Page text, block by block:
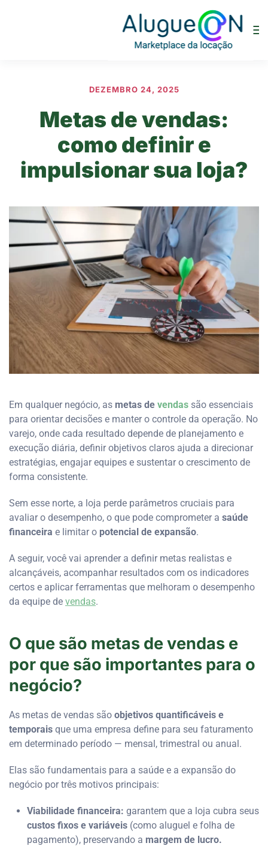
DEZEMBRO 24, 2025
Metas de vendas:
como definir e
impulsionar sua loja?
Em qualquer negócio, as metas de vendas são essenciais
para orientar decisões e manter o controle da operação. No
varejo, onde cada resultado depende de planejamento e
execução diária, definir objetivos claros ajuda a direcionar
estratégias, engajar equipes e sustentar o crescimento de
forma consistente.
Sem esse norte, a loja perde parâmetros cruciais para
avaliar o desempenho, o que pode comprometer a saúde
financeira e limitar o potencial de expansão.
A seguir, você vai aprender a definir metas realistas e
alcançáveis, acompanhar resultados com os indicadores
certos e aplicar ferramentas que melhoram o desempenho
da equipe de vendas.
O que são metas de vendas e
por que são importantes para o
negócio?
As metas de vendas são objetivos quantificáveis e
temporais que uma empresa define para seu faturamento
em determinado período — mensal, trimestral ou anual.
Elas são fundamentais para a saúde e a expansão do
negócio por três motivos principais:
Viabilidade financeira: garantem que a loja cubra seus
custos fixos e variáveis (como aluguel e folha de
pagamento), preservando a margem de lucro.